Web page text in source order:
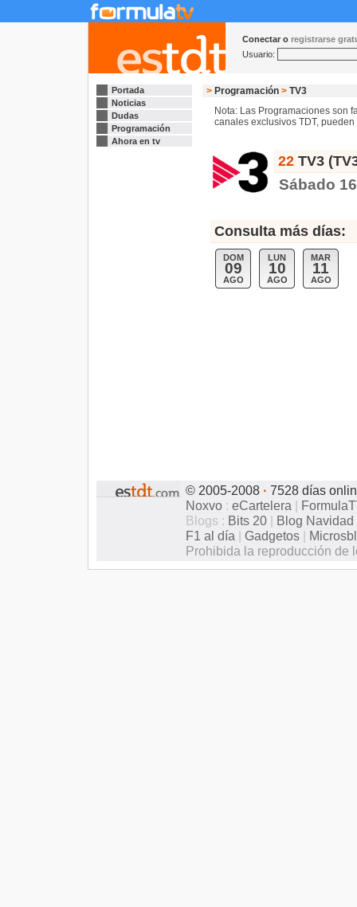
Conectar o registrarse
Usuario:
Portada
Noticias
Dudas
Programación
Ahora en tv
> Programación > TV3
Nota: Las Programaciones son
canales exclusivos TDT,
22 TV3
Sábado
Consulta más días:
DOM
09
AGO
LUN
10
AGO
MAR
11
AGO
© 2005-2008 · 7528 días
Noxvo : eCartelera |
Blogs : Bits 20 | Blog Navidad
F1 al día | Gadgetos |
Prohibida la reproducción de